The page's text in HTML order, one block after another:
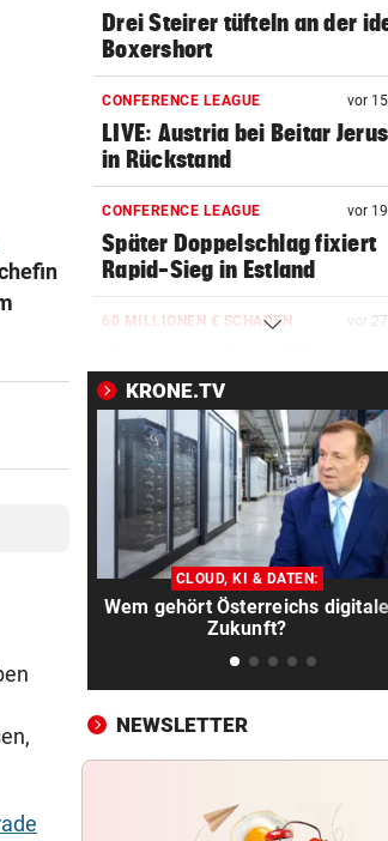
Drei Steirer tüfteln an der
Boxershort
CONFERENCE LEAGUE vor
LIVE: Austria bei Beitar
in Rückstand
CONFERENCE LEAGUE vor
Später Doppelschlag fixiert
Rapid-Sieg in Estland
60 MILLIONEN € SCHADEN vor
Regierung geht weiter
MITTEN IN HITZEWELLE vor 40
Irre! Salzburg – Pafos wegen
Sintflut unterbrochen
42,2 GRAD! vor
Auch in der Slowakei neuer
Allzeit-Rekord
LIVE: Regenchaos! Salzburg
Pafos unterbrochen
WAS FÜR EINE KLATSCHE! vor
hart ins Gericht
KRONE.TV
CLOUD, KI & DATEN:
Wem gehört Österreichs digitale
Zukunft?
NEWSLETTER